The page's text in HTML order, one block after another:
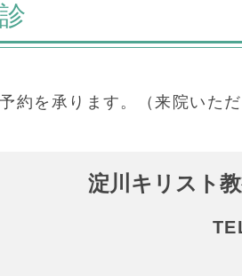
約を承ります。（来院いた
淀川キリスト